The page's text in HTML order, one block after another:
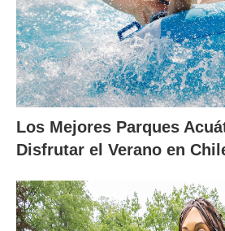
Los Mejores Parques
Disfrutar el Verano en